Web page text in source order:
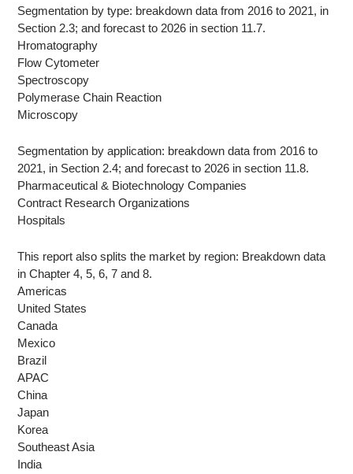
Segmentation by type: breakdown data from 2016 to 2021, in
Section 2.3; and forecast to 2026 in section 11.7.
Hromatography
Flow Cytometer
Spectroscopy
Polymerase Chain Reaction
Microscopy
Segmentation by application: breakdown data from 2016 to
2021, in Section 2.4; and forecast to 2026 in section 11.8.
Pharmaceutical & Biotechnology Companies
Contract Research Organizations
Hospitals
This report also splits the market by region: Breakdown data
in Chapter 4, 5, 6, 7 and 8.
Americas
United States
Canada
Mexico
Brazil
APAC
China
Japan
Korea
Southeast Asia
India